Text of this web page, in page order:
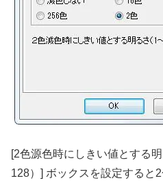
[2色源色時にしきい値とする
128）] ボックスを設定すると